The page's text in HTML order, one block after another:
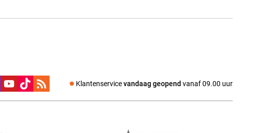
Klantenservicevandaag geopend vanaf 09.00 uur